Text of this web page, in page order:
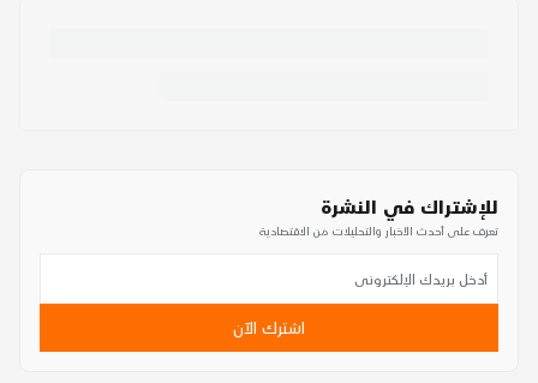
للإشتراك في النشرة
تعرف على أحدث الأخبار والتحليلات من الاقتصادية
اشترك الآن